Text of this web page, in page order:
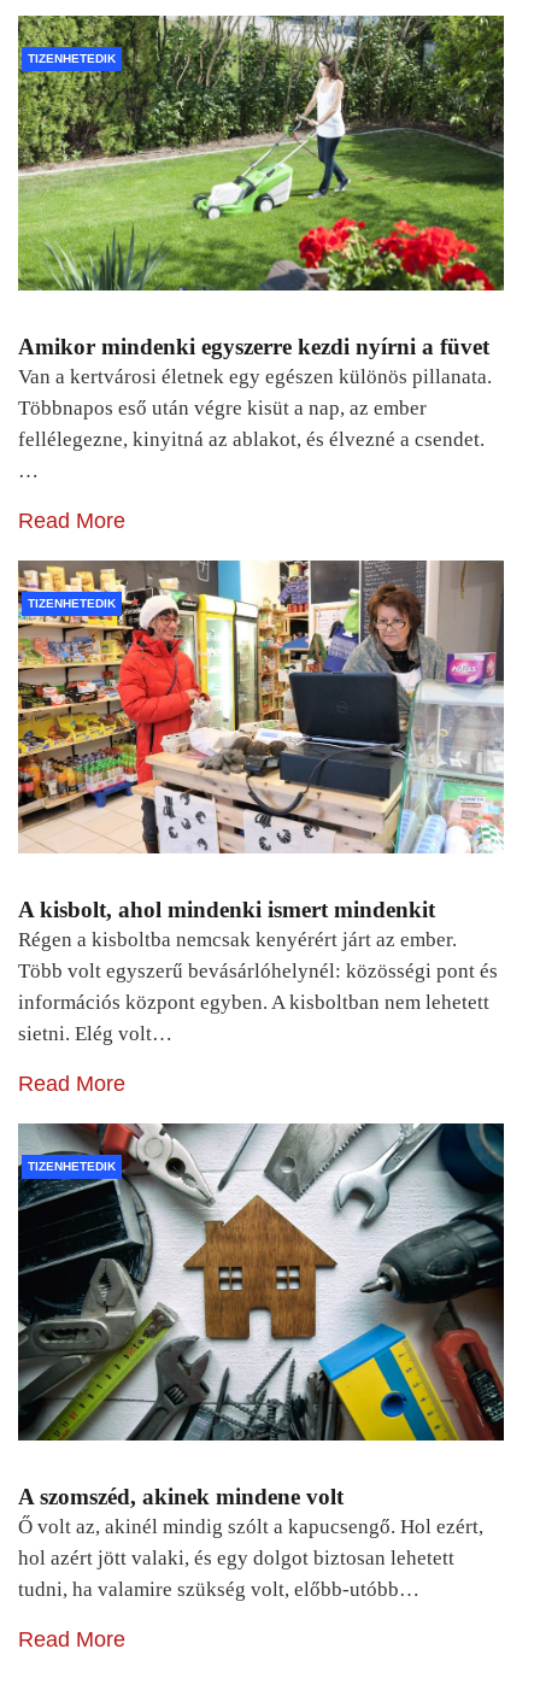
TIZENHETEDIK
Amikor mindenki egyszerre kezdi nyírni a füvet
Van a kertvárosi életnek egy egészen különös pillanata.
Többnapos eső után végre kisüt a nap, az ember
fellélegezne, kinyitná az ablakot, és élvezné a csendet.
…
Read More
TIZENHETEDIK
A kisbolt, ahol mindenki ismert mindenkit
Régen a kisboltba nemcsak kenyérért járt az ember.
Több volt egyszerű bevásárlóhelynél: közösségi pont és
információs központ egyben. A kisboltban nem lehetett
sietni. Elég volt…
Read More
TIZENHETEDIK
A szomszéd, akinek mindene volt
Ő volt az, akinél mindig szólt a kapucsengő. Hol ezért,
hol azért jött valaki, és egy dolgot biztosan lehetett
tudni, ha valamire szükség volt, előbb-utóbb…
Read More